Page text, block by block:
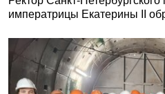
императрицы Екатерины II